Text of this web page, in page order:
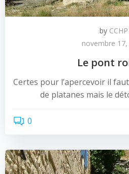
by CCHP
novembre 17,
Le pont
Certes pour l’apercevoir il
de platanes mais le
0